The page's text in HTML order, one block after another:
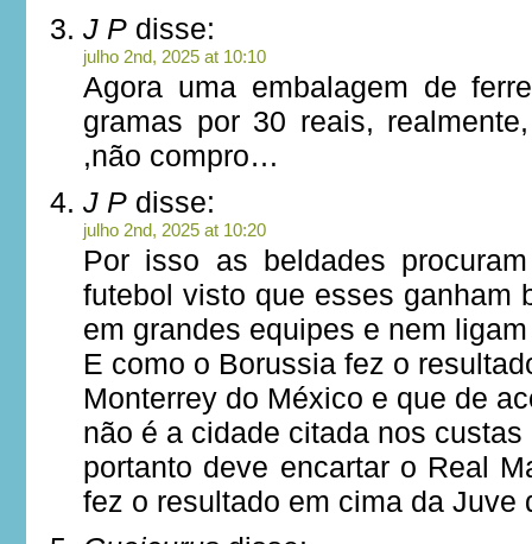
J P disse:
julho 2nd, 2025 at 10:10
Agora uma embalagem de
gramas por 30 reais,
,não compro…
J P disse:
julho 2nd, 2025 at 10:20
Por isso as beldades
futebol visto que esses ganham
em grandes equipes e nem
E como o Borussia fez o
Monterrey do México e que de
não é a cidade citada nos custas
portanto deve encartar o Real
fez o resultado em cima da Juve